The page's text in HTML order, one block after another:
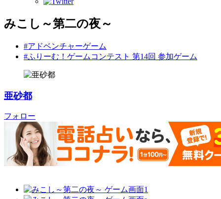
みこし～第二の夜～
#アドベンチャーゲーム
#ふりーむ！ゲームコンテスト 第14回 参加ゲーム
亜砂都
フォロー